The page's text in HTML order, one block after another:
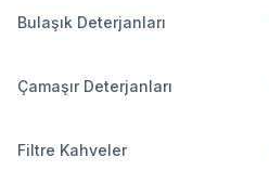
Bulaşık Deterjanları
Çamaşır Deterjanları
Filtre Kahveler